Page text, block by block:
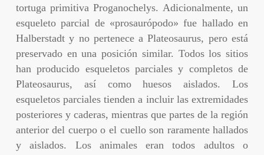
tortuga primitiva Proganochelys. Adicionalmente, un
esqueleto parcial de «prosaurópodo» fue hallado en
Halberstadt y no pertenece a Plateosaurus, pero está
preservado en una posición similar. Todos los sitios
han producido esqueletos parciales y completos de
Plateosaurus, así como huesos aislados. Los
esqueletos parciales tienden a incluir las extremidades
posteriores y caderas, mientras que partes de la región
anterior del cuerpo o el cuello son raramente hallados
y aislados. Los animales eran todos adultos o